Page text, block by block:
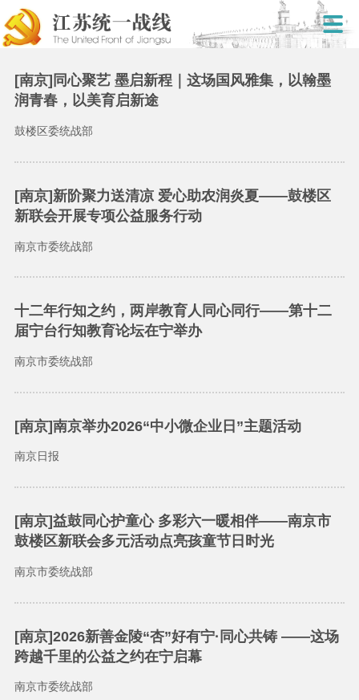
[南京]同心聚艺 墨启新程｜这场国风雅集，以翰墨
润青春，以美育启新途
鼓楼区委统战部
[南京]新阶聚力送清凉 爱心助农润炎夏——鼓楼区
新联会开展专项公益服务行动
南京市委统战部
十二年行知之约，两岸教育人同心同行——第十二
届宁台行知教育论坛在宁举办
南京市委统战部
[南京]南京举办2026“中小微企业日”主题活动
南京日报
[南京]益鼓同心护童心 多彩六一暖相伴——南京市
鼓楼区新联会多元活动点亮孩童节日时光
南京市委统战部
[南京]2026新善金陵“杏”好有宁·同心共铸 ——这场
跨越千里的公益之约在宁启幕
南京市委统战部